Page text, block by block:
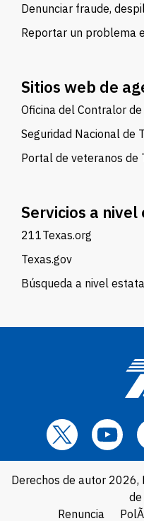
Denunciar fraude,
Reportar un problema
Sitios web de
Oficina del Contralor de
Seguridad Nacional de
Portal de veteranos de
Servicios a
211Texas.org
Texas.gov
Búsqueda a nivel
Derechos de autor
de
Renuncia